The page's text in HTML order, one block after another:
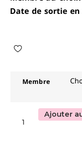
Date de sortie en
Membre
Ajouter